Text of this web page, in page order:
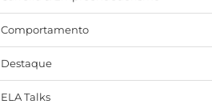
Comportamento
Destaque
ELA Talks